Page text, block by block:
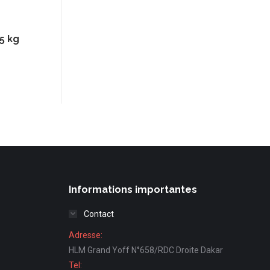
kg
Informations importantes
Contact
Adresse:
HLM Grand Yoff N°658/RDC Droite Dakar
Tel: